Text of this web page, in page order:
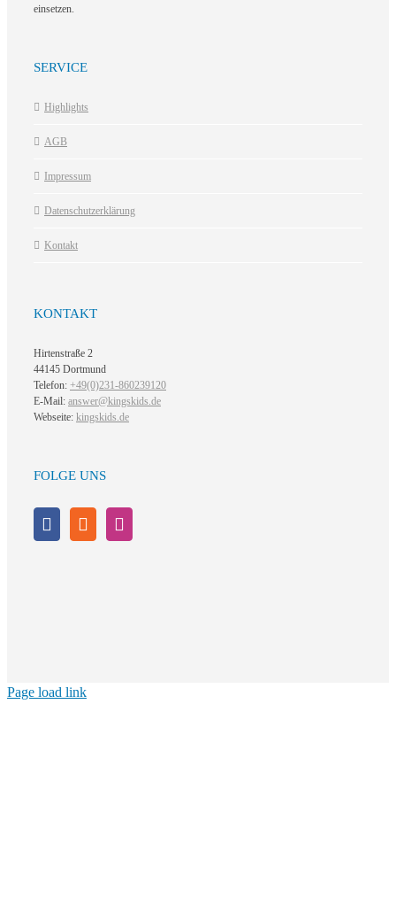
einsetzen.
SERVICE
Highlights
AGB
Impressum
Datenschutzerklärung
Kontakt
KONTAKT
Hirtenstraße 2
44145 Dortmund
Telefon: +49(0)231-860239120
E-Mail: answer@kingskids.de
Webseite: kingskids.de
FOLGE UNS
Page load link